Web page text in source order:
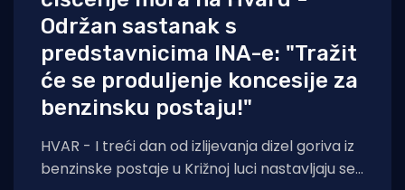
Održan sastanak s
predstavnicima INA-e: "Tražit
će se produljenje koncesije za
benzinsku postaju!"
HVAR - I treći dan od izlijevanja dizel goriva iz
benzinske postaje u Križnoj luci nastavljaju se